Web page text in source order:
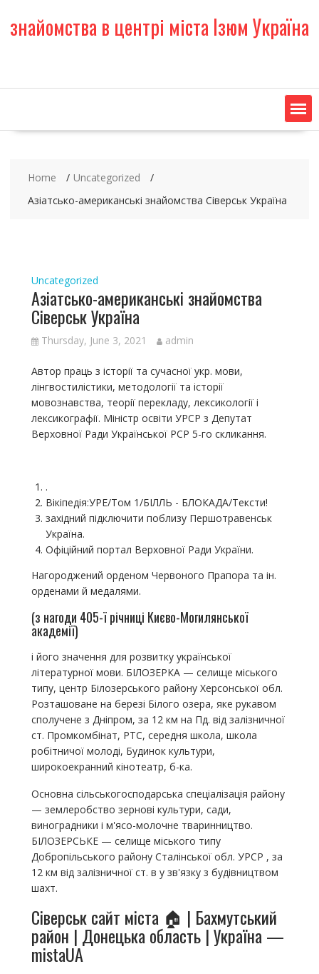
o
n
знайомства в центрі міста Ізюм Україна
Home
Uncategorized
Азіатсько-американські знайомства Сіверськ Україна
Uncategorized
Азіатсько-американські знайомства
Сіверськ Україна
Thursday, June 3, 2021 admin
Автор праць з історії та сучасної укр. мови,
лінгвостилістики, методології та історії
мовознавства, теорії перекладу, лексикології і
лексикографії. Міністр освіти УРСР з Депутат
Верховної Ради Української РСР 5-го скликання.
.
Вікіпедія:УРЕ/Том 1/БІЛЛЬ - БЛОКАДА/Тексти!
західний підключити поблизу Першотравенськ
Україна.
Офіційний портал Верховної Ради України.
Нагороджений орденом Червоного Прапора та ін.
орденами й медалями.
(з нагоди 405-ї річниці Києво-Могилянської
академії)
і його значення для розвитку української
літературної мови. БІЛОЗЕРКА — селище міського
типу, центр Білозерського району Херсонської обл.
Розташоване на березі Білого озера, яке рукавом
сполучене з Дніпром, за 12 км на Пд. від залізничної
ст. Промкомбінат, РТС, середня школа, школа
робітничої молоді, Будинок культури,
широкоекранний кінотеатр, б-ка.
Основна сільськогосподарська спеціалізація району
— землеробство зернові культури, сади,
виноградники і м'ясо-молочне тваринництво.
БІЛОЗЕРСЬКЕ — селище міського типу
Добропільського району Сталінської обл. УРСР , за
12 км від залізничної ст. в у зв'язку з будівництвом
шахт.
Сіверськ сайт міста 🏠 | Бахмутський
район | Донецька область | Україна —
mistaUA